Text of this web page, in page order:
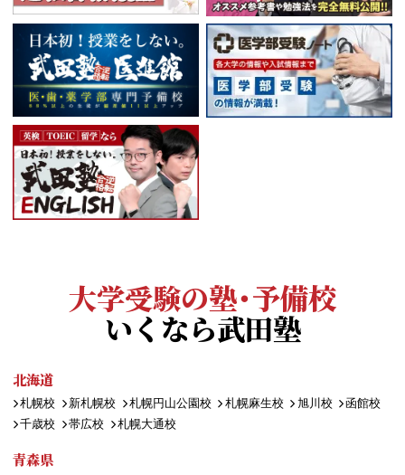
大学受験の塾・予備校
いくなら武田塾
北海道
札幌校 新札幌校 札幌円山公園校 札幌麻生校 旭川校
函館校
千歳校
帯広校 札幌大通校
青森県